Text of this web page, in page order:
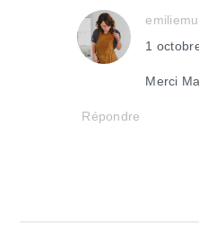
1
Merci
Répondre